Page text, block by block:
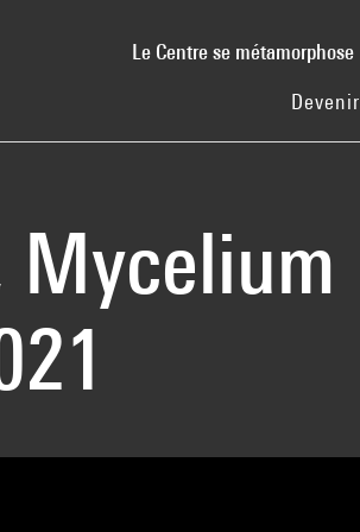
Le Centre se métamorphose
Mycelium